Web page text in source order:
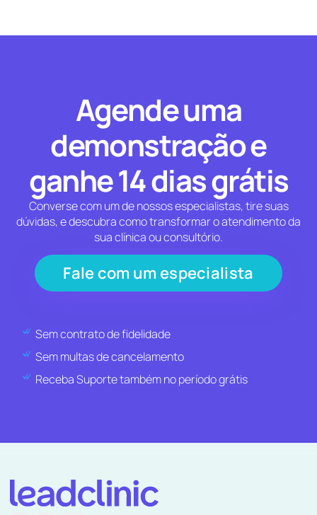
Agende uma
demonstração e
ganhe 14 dias grátis
Converse com um de nossos especialistas, tire suas
dúvidas, e descubra como transformar o atendimento da
sua clínica ou consultório.
Fale com um especialista
Sem contrato de fidelidade
Sem multas de cancelamento
Receba Suporte também no período grátis